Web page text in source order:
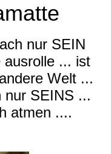
nur SEIN
ausrolle ... ist
Welt ...
nur SEINS ...
atmen ....